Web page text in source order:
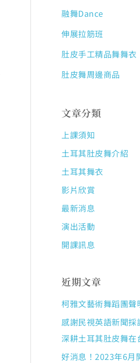
融舞Dance
伸展拉筋班
肚皮手工精品舞舞衣
肚皮舞周邊商品
文章分類
上課須知
土耳其肚皮舞介紹
土耳其舞衣
影片欣賞
最新消息
演出活動
開課訊息
近期文章
柯雅文藝術舞蹈團
感謝民視英語新聞
深耕土耳其肚皮舞在
好消息！2023年6月